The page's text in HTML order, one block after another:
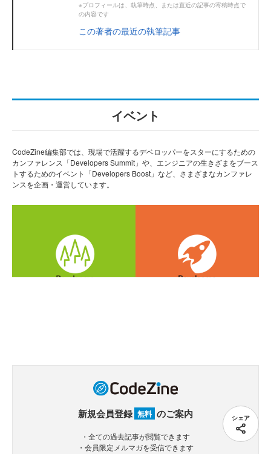
※プロフィールは、執筆時点、または直近の記事の寄稿時点で
の内容です
この著者の最近の執筆記事
シェア
イベント
CodeZine編集部では、現場で活躍するデベロッパーをスターにするための
カンファレンス「Developers Summit」や、エンジニアの生きざまをブース
トするためのイベント「Developers Boost」など、さまざまなカンファレ
ンスを企画・運営しています。
新規会員登録 無料 のご案内
・全ての過去記事が閲覧できます
・会員限定メルマガを受信できます